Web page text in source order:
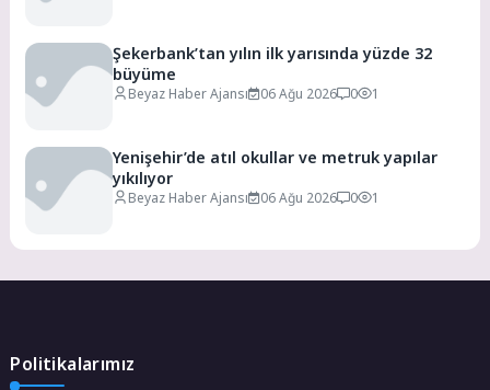
Şekerbank’tan yılın ilk yarısında yüzde 32
büyüme
Beyaz Haber Ajansı 06 Ağu 2026 0 1
Yenişehir’de atıl okullar ve metruk yapılar
yıkılıyor
Beyaz Haber Ajansı 06 Ağu 2026 0 1
Politikalarımız